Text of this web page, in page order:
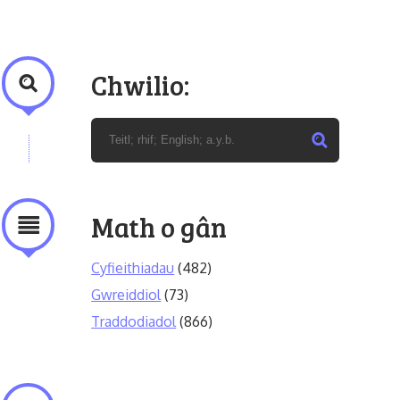
Chwilio:
Math o gân
Cyfieithiadau (482)
Gwreiddiol (73)
Traddodiadol (866)